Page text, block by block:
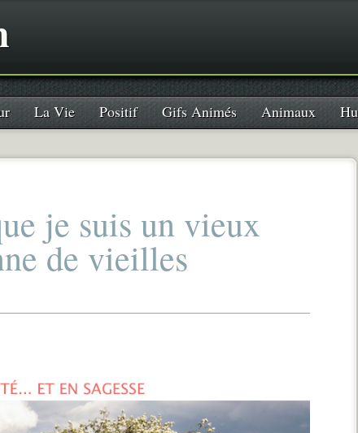
La Vie Positif Gifs Animés Animaux
je suis un vieux
de vieilles